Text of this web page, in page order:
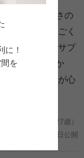
う気持ち悪さの
ずーっとすごく
！ と思ってサプ
ならいけるか
ゃんのことが心
た。
娠 (兵庫県/う！ /27歳）
2020年05月26日公開
に！
を